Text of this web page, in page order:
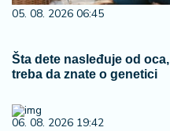
05. 08. 2026 06:45
Šta dete nasleđuje od
treba da znate o genetici
06. 08. 2026 19:42